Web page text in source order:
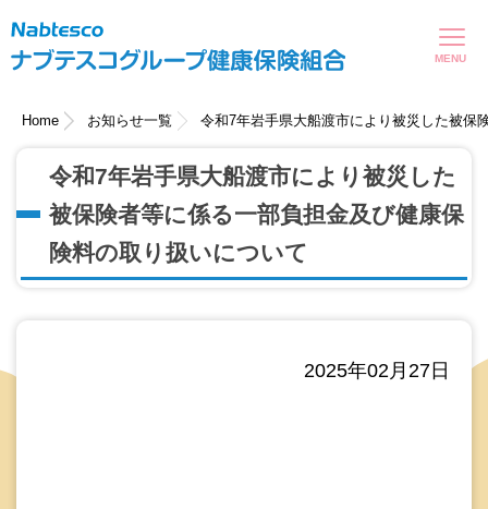
Home お知らせ一覧 令和7年岩手県大船渡市により被災した被保
令和7年岩手県大船渡市により被災した
被保険者等に係る一部負担金及び健康保
険料の取り扱いについて
2025年02月27日